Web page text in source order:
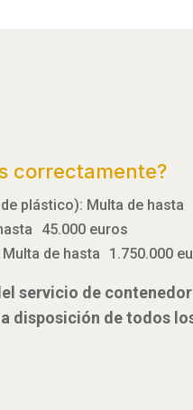
correctamente?
plástico): Multa de hasta
45.000 euros
de hasta 1.750.000
servicio de
disposición de todos